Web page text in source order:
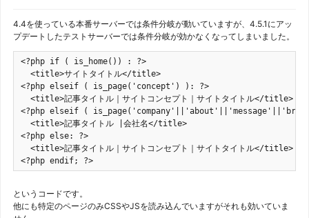
4.4を使っている本番サーバーでは条件分岐が動いていますが、4.5.1にアッ
プデートしたテストサーバーでは条件分岐が効かなくなってしまいました。
<?php if ( is_home()) : ?>
  <title>サイトタイトル</title>
<?php elseif ( is_page('concept') ): ?>
  <title>記事タイトル｜サイトコンセプト｜サイトタイトル</title>
<?php elseif (
  <title>記事タイトル |会社名</title>
<?php else: ?>
  <title>記事タイトル｜サイトコンセプト｜サイトタイトル</title>
<?php endif; ?>
というコードです。
他にも特定のページのみCSSやJSを読み込んでいますがそれも効いていま